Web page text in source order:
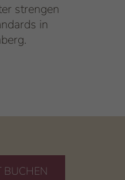
strengen
in
BUCHEN